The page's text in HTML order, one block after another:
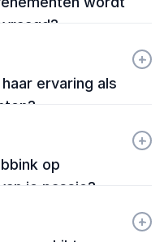
ervaring als
+
-
op
je passie?
+
-
+
-